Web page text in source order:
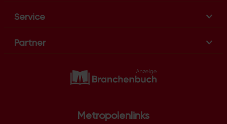
Service
Partner
Metropolenlinks